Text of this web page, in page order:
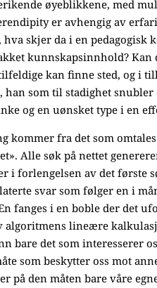
øyeblikkene, med
er avhengig av
skjer da i en pedagogisk
kunnskapsinnhold?
kan finne sted, og i
han som til stadighet
og en uønsket type i en
kommer fra det som omtales
Alle søk på nettet
i forlengelsen av det første
svar som følger en i
fanges i en boble der det
algoritmens lineære
bare det som interesserer
som beskytter oss mot
på den måten bare våre